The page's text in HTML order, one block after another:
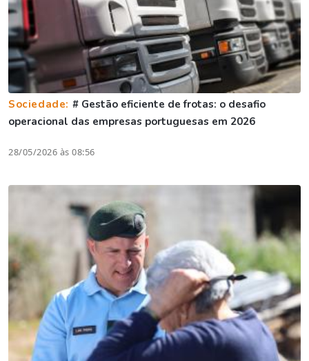
Sociedade: # Gestão eficiente de frotas: o desafio
operacional das empresas portuguesas em 2026
28/05/2026 às 08:56